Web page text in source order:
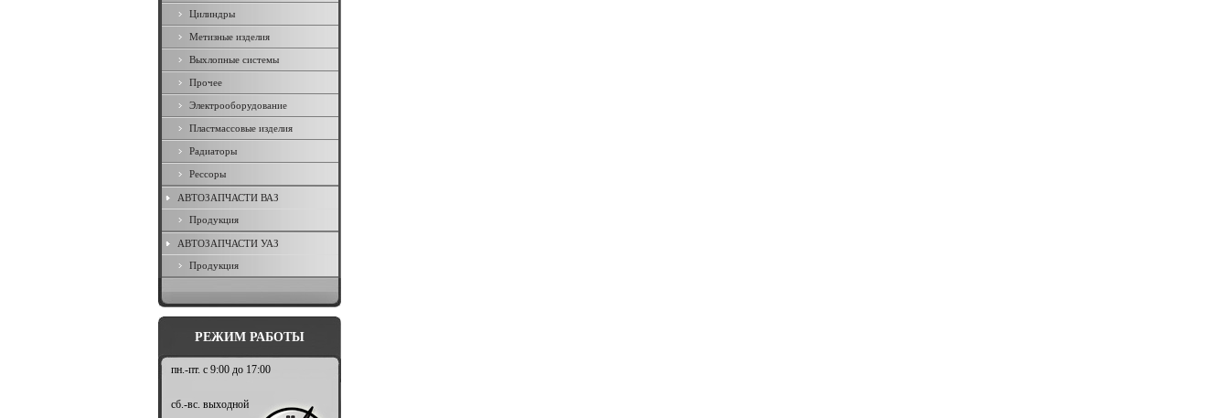
Цилиндры
Метизные изделия
Выхлопные системы
Прочее
Электрооборудование
Пластмассовые изделия
Радиаторы
Рессоры
АВТОЗАПЧАСТИ ВАЗ
Продукция
АВТОЗАПЧАСТИ УАЗ
Продукция
РЕЖИМ РАБОТЫ
пн.-пт. с 9:00 до 17:00
сб.-вс. выходной